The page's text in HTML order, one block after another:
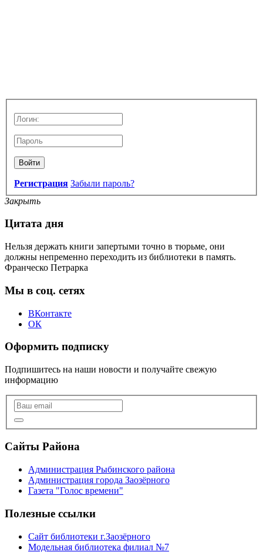
Войти
Регистрация Забыли пароль?
Закрыть
Цитата дня
Нельзя держать книги запертыми точно в тюрьме, они
должны непременно переходить из библиотеки в память.
Франческо Петрарка
Мы в соц. сетях
ВКонтакте
ОК
Оформить подписку
Подпишитесь на наши новости и получайте свежую
информацию
Сайты Района
Администрация Рыбинского района
Администрация города Заозёрного
Газета "Голос времени"
Полезные ссылки
Сайт библиотеки г.Заозёрного
Модельная библиотека филиал №7